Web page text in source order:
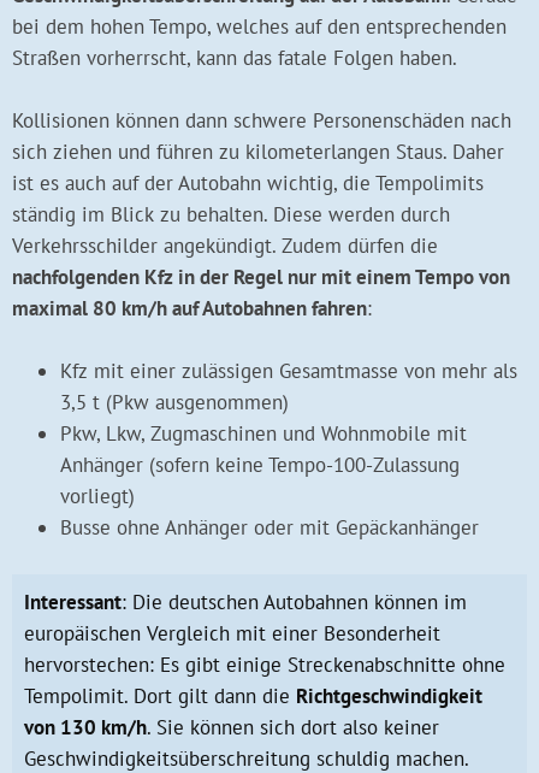
bei dem hohen Tempo, welches auf den entsprechenden
Straßen vorherrscht, kann das fatale Folgen haben.
Kollisionen können dann schwere Personenschäden nach
sich ziehen und führen zu kilometerlangen Staus. Daher
ist es auch auf der Autobahn wichtig, die Tempolimits
ständig im Blick zu behalten. Diese werden durch
Verkehrsschilder angekündigt. Zudem dürfen die
nachfolgenden Kfz in der Regel nur mit einem Tempo von
maximal 80 km/h auf Autobahnen fahren:
Kfz mit einer zulässigen Gesamtmasse von mehr als
3,5 t (Pkw ausgenommen)
Pkw, Lkw, Zugmaschinen und Wohnmobile mit
Anhänger (sofern keine Tempo-100-Zulassung
vorliegt)
Busse ohne Anhänger oder mit Gepäckanhänger
Interessant: Die deutschen Autobahnen können im
europäischen Vergleich mit einer Besonderheit
hervorstechen: Es gibt einige Streckenabschnitte ohne
Tempolimit. Dort gilt dann die Richtgeschwindigkeit
von 130 km/h. Sie können sich dort also keiner
Geschwindigkeitsüberschreitung schuldig machen.